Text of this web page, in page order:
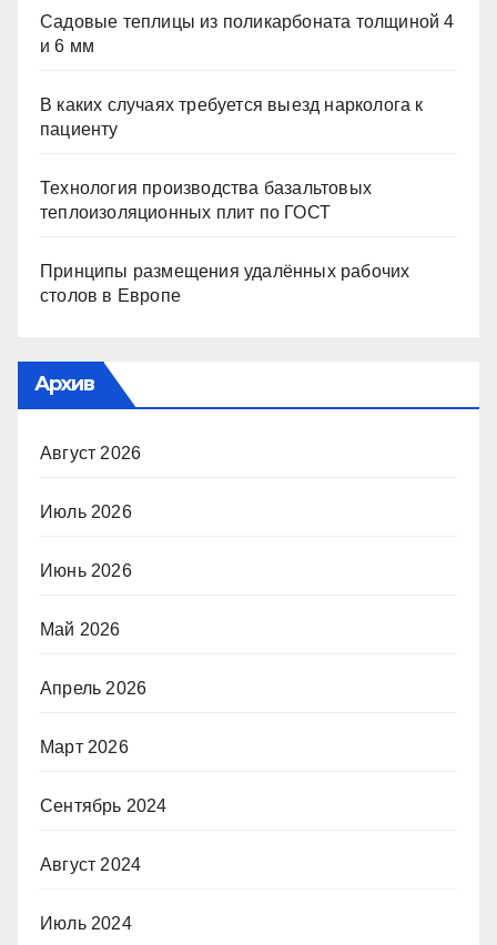
Садовые теплицы из поликарбоната толщиной 4
и 6 мм
В каких случаях требуется выезд нарколога к
пациенту
Технология производства базальтовых
теплоизоляционных плит по ГОСТ
Принципы размещения удалённых рабочих
столов в Европе
Архив
Август 2026
Июль 2026
Июнь 2026
Май 2026
Апрель 2026
Март 2026
Сентябрь 2024
Август 2024
Июль 2024